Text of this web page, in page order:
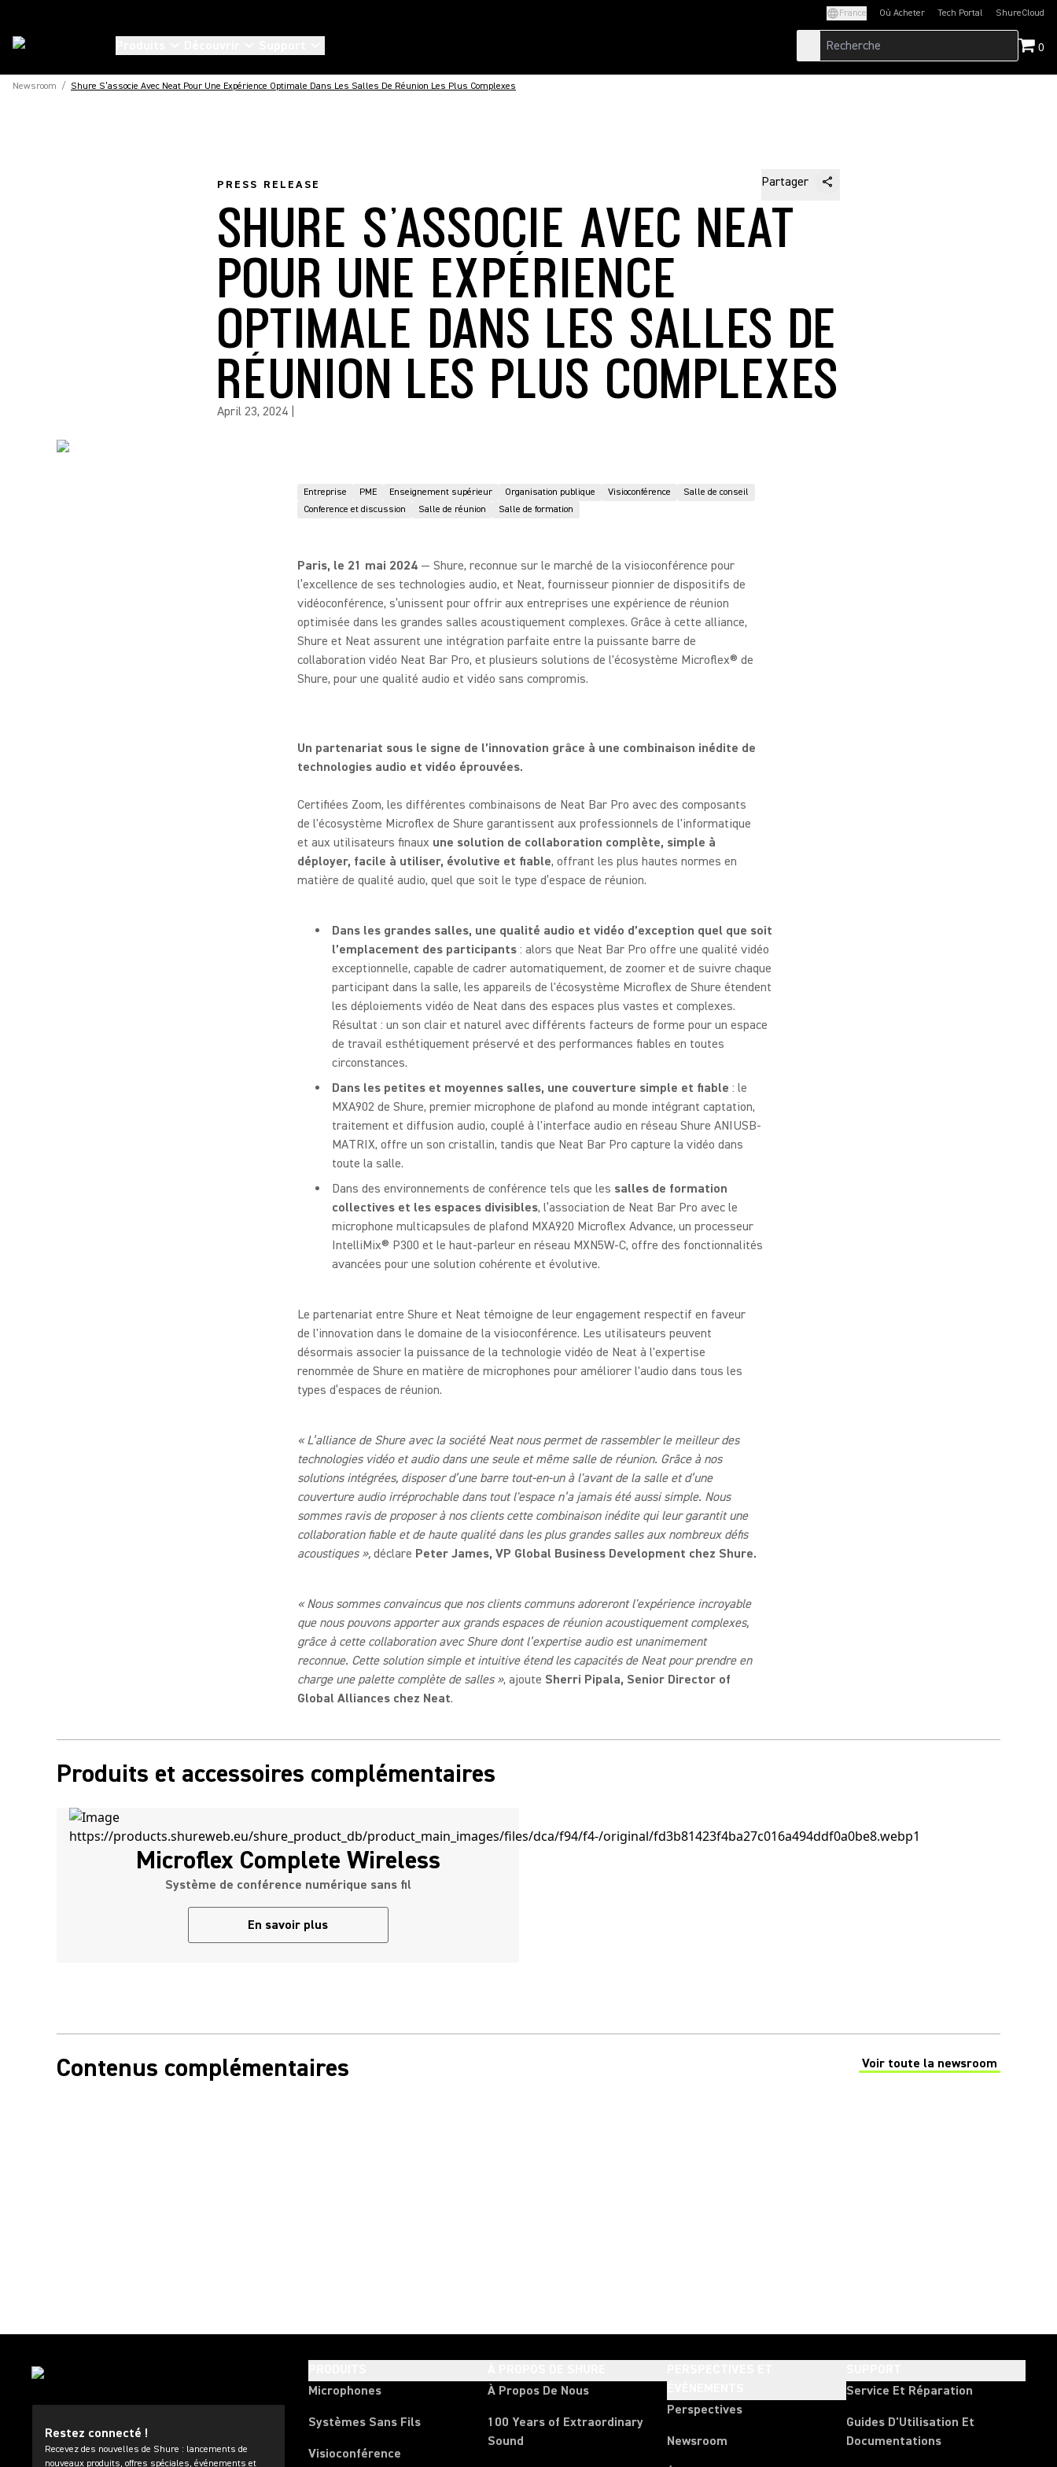
France Où Acheter Tech Portal
(Opens in a new tab)ShureCloud
(Opens in a new
0
Newsroom / Shure S’associe Avec Neat Pour Une Expérience Optimale Dans Les Salles De Réunion Les Plus Complexes
PRESS RELEASE Partager
SHURE S’ASSOCIE AVEC NEAT
POUR UNE EXPÉRIENCE
OPTIMALE DANS LES SALLES DE
RÉUNION LES PLUS COMPLEXES
April 23, 2024
Entreprise PME Enseignement supérieur Organisation publique Visioconférence
Salle de conseil
Conference et discussion
Salle de réunion Salle de formation
Paris, le 21 mai 2024 — Shure, reconnue sur le marché de la visioconférence pour
l’excellence de ses technologies audio, et Neat, fournisseur pionnier de dispositifs de
vidéoconférence, s’unissent pour offrir aux entreprises une expérience de réunion
optimisée dans les grandes salles acoustiquement complexes. Grâce à cette alliance,
Shure et Neat assurent une intégration parfaite entre la puissante barre de
collaboration vidéo Neat Bar Pro, et plusieurs solutions de l'écosystème Microflex® de
Shure, pour une qualité audio et vidéo sans compromis.
Un partenariat sous le signe de l’innovation grâce à une combinaison inédite de
technologies audio et vidéo éprouvées.
Certifiées Zoom, les différentes combinaisons de Neat Bar Pro avec des composants
de l'écosystème Microflex de Shure garantissent aux professionnels de l'informatique
et aux utilisateurs finaux une solution de collaboration complète, simple à
déployer, facile à utiliser, évolutive et fiable, offrant les plus hautes normes en
matière de qualité audio, quel que soit le type d’espace de réunion.
Dans les grandes salles, une qualité audio et vidéo d’exception quel que soit
l’emplacement des participants : alors que Neat Bar Pro offre une qualité vidéo
exceptionnelle, capable de cadrer automatiquement, de zoomer et de suivre chaque
participant dans la salle, les appareils de l'écosystème Microflex de Shure étendent
les déploiements vidéo de Neat dans des espaces plus vastes et complexes.
Résultat : un son clair et naturel avec différents facteurs de forme pour un espace
de travail esthétiquement préservé et des performances fiables en toutes
circonstances.
Dans les petites et moyennes salles, une couverture simple et fiable : le
MXA902 de Shure, premier microphone de plafond au monde intégrant captation,
traitement et diffusion audio, couplé à l'interface audio en réseau Shure ANIUSB-
MATRIX, offre un son cristallin, tandis que Neat Bar Pro capture la vidéo dans
toute la salle.
Dans des environnements de conférence tels que les salles de formation
collectives et les espaces divisibles, l’association de Neat Bar Pro avec le
microphone multicapsules de plafond MXA920 Microflex Advance, un processeur
IntelliMix® P300 et le haut-parleur en réseau MXN5W-C, offre des fonctionnalités
avancées pour une solution cohérente et évolutive.
Le partenariat entre Shure et Neat témoigne de leur engagement respectif en faveur
de l'innovation dans le domaine de la visioconférence. Les utilisateurs peuvent
désormais associer la puissance de la technologie vidéo de Neat à l'expertise
renommée de Shure en matière de microphones pour améliorer l'audio dans tous les
types d’espaces de réunion.
« L’alliance de Shure avec la société Neat nous permet de rassembler le meilleur des
technologies vidéo et audio dans une seule et même salle de réunion. Grâce à nos
solutions intégrées, disposer d’une barre tout-en-un à l'avant de la salle et d’une
couverture audio irréprochable dans tout l'espace n’a jamais été aussi simple. Nous
sommes ravis de proposer à nos clients cette combinaison inédite qui leur garantit une
collaboration fiable et de haute qualité dans les plus grandes salles aux nombreux défis
acoustiques », déclare Peter James, VP Global Business Development chez Shure.
« Nous sommes convaincus que nos clients communs adoreront l'expérience incroyable
que nous pouvons apporter aux grands espaces de réunion acoustiquement complexes,
grâce à cette collaboration avec Shure dont l’expertise audio est unanimement
reconnue. Cette solution simple et intuitive étend les capacités de Neat pour prendre en
charge une palette complète de salles », ajoute Sherri Pipala, Senior Director of
Global Alliances chez Neat.
Produits et accessoires complémentaires
Microflex Complete Wireless
Système de conférence numérique sans fil
En savoir plus
Contenus complémentaires Voir toute la newsroom
(Opens in a new tab)
Restez connecté !
Recevez des nouvelles de Shure : lancements de
nouveaux produits, offres spéciales, événements et
Microphones
Systèmes Sans Fils
Visioconférence
À Propos De Nous
100 Years of Extraordinary
Sound
Perspectives
Newsroom
Service Et Réparation
Guides D'Utilisation Et
Documentations